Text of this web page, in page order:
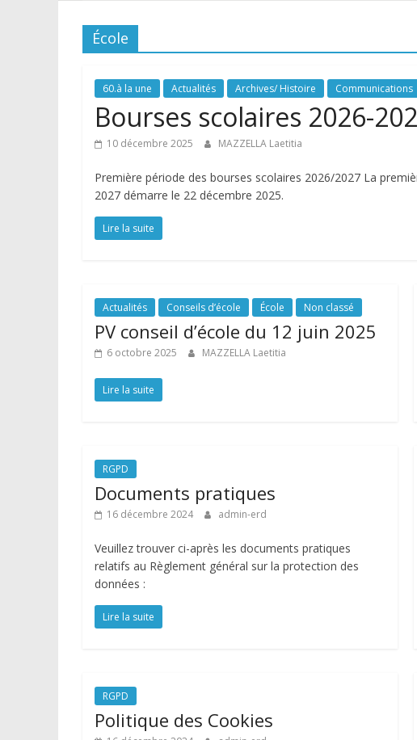
École
60.à la une Actualités Archives/ Histoire Communications
Bourses scolaires 2026-
10 décembre 2025 MAZZELLA Laetitia
Première période des bourses scolaires 2026/2027 La
2027 démarre le 22 décembre 2025.
Lire la suite
Actualités Conseils d’école École Non classé
PV conseil d’école du 12 juin 2025
6 octobre 2025 MAZZELLA Laetitia
Lire la suite
RGPD
Documents pratiques
16 décembre 2024 admin-erd
Veuillez trouver ci-après les documents pratiques
relatifs au Règlement général sur la protection des
données :
Lire la suite
RGPD
Politique des Cookies